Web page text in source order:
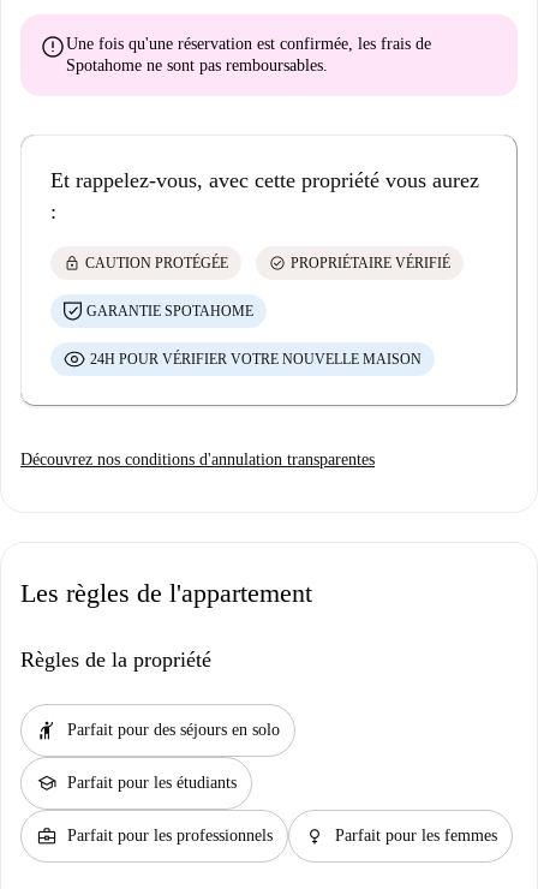
errorUne fois qu'une réservation est confirmée, les frais de
Spotahome ne sont pas remboursables
Et rappelez-vous, avec cette propriété vous aurez
:
lock CAUTION PROTÉGÉE check_circle PROPRIÉTAIRE VÉRIFIÉ
GARANTIE SPOTAHOME
24H POUR VÉRIFIER VOTRE NOUVELLE MAISON
Découvrez nos conditions d'annulation transparentes
Les règles de l'appartement
Règles de la propriété
hail Parfait pour des séjours en solo
school Parfait pour les étudiants
business_center Parfait pour les professionnels female Parfait pour les femmes